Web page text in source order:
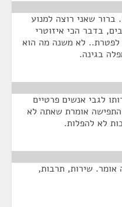
שאני רוצה למנוע
בדבר הכי איזוטרי
לפטרת.. לא משנה מה הוא
בגינה.
לגבי אנשים פרטיים
התפישה אומרת שאתה לא
לא להפלות.
אומר. שירות, תרבות,